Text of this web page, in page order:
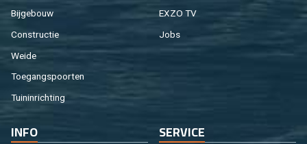
Bij­ge­bouw
Con­struc­tie
Weide
Toe­gangs­poor­ten
Tuin­in­rich­ting
EXZO TV
Jobs
INFO SER­VI­CE